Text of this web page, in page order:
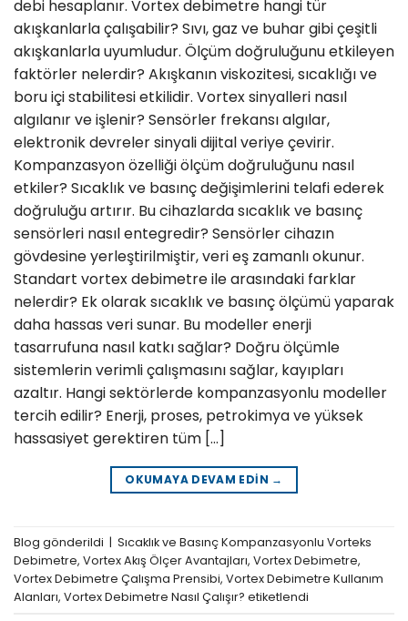
debi hesaplanır. Vortex debimetre hangi tür
akışkanlarla çalışabilir? Sıvı, gaz ve buhar gibi çeşitli
akışkanlarla uyumludur. Ölçüm doğruluğunu etkileyen
faktörler nelerdir? Akışkanın viskozitesi, sıcaklığı ve
boru içi stabilitesi etkilidir. Vortex sinyalleri nasıl
algılanır ve işlenir? Sensörler frekansı algılar,
elektronik devreler sinyali dijital veriye çevirir.
Kompanzasyon özelliği ölçüm doğruluğunu nasıl
etkiler? Sıcaklık ve basınç değişimlerini telafi ederek
doğruluğu artırır. Bu cihazlarda sıcaklık ve basınç
sensörleri nasıl entegredir? Sensörler cihazın
gövdesine yerleştirilmiştir, veri eş zamanlı okunur.
Standart vortex debimetre ile arasındaki farklar
nelerdir? Ek olarak sıcaklık ve basınç ölçümü yaparak
daha hassas veri sunar. Bu modeller enerji
tasarrufuna nasıl katkı sağlar? Doğru ölçümle
sistemlerin verimli çalışmasını sağlar, kayıpları
azaltır. Hangi sektörlerde kompanzasyonlu modeller
tercih edilir? Enerji, proses, petrokimya ve yüksek
hassasiyet gerektiren tüm […]
OKUMAYA DEVAM EDIN →
Blog gönderildi | Sıcaklık ve Basınç Kompanzasyonlu Vorteks
Debimetre, Vortex Akış Ölçer Avantajları, Vortex Debimetre,
Vortex Debimetre Çalışma Prensibi, Vortex Debimetre Kullanım
Alanları, Vortex Debimetre Nasıl Çalışır? etiketlendi